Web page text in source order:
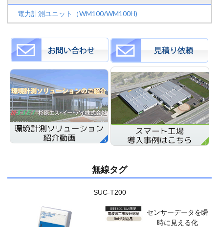
電力計測ユニット（WM100/WM100H)
無線タグ
SUC-T200
センサーデータを瞬
時に見える化